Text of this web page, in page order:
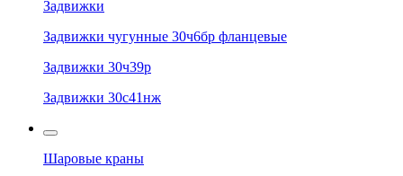
Задвижки
Задвижки чугунные 30ч6бр фланцевые
Задвижки 30ч39р
Задвижки 30с41нж
Шаровые краны